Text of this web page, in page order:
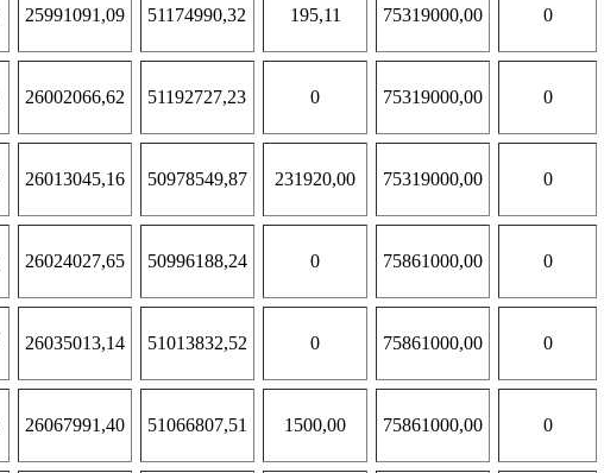
25991091,09 51174990,32 195,11 75319000,00 0
26002066,62 51192727,23 0 75319000,00 0
26013045,16 50978549,87 231920,00 75319000,00 0
26024027,65 50996188,24 0 75861000,00 0
26035013,14 51013832,52 0 75861000,00 0
26067991,40 51066807,51 1500,00 75861000,00 0